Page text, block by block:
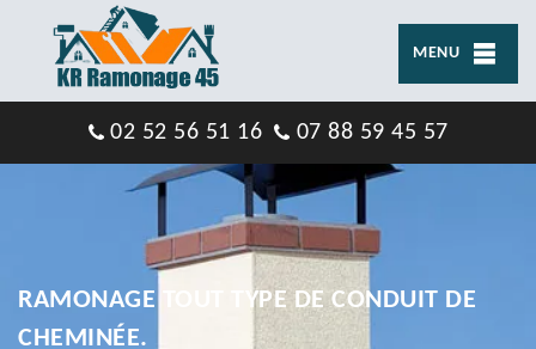
MENU
02 52 56 51 16 07 88 59 45 57
RAMONAGE TOUT TYPE DE CONDUIT DE
CHEMINÉE.